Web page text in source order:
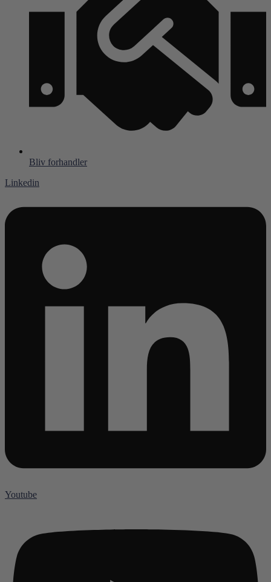
Bliv forhandler
Linkedin
Youtube